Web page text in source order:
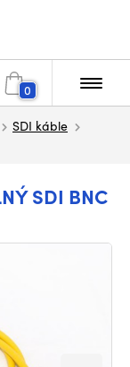
0
SDI káble
SDI BNC